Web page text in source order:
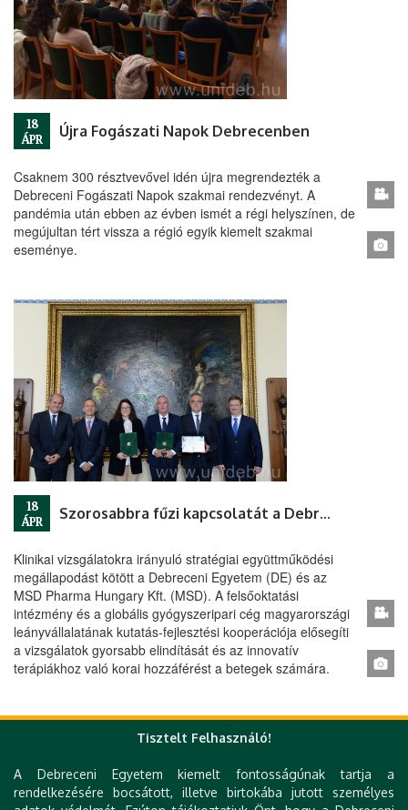
18
ÁPR
Újra Fogászati Napok Debrecenben
Csaknem 300 résztvevővel idén újra megrendezték a
Debreceni Fogászati Napok szakmai rendezvényt. A
pandémia után ebben az évben ismét a régi helyszínen, de
megújultan tért vissza a régió egyik kiemelt szakmai
eseménye.
18
ÁPR
Szorosabbra fűzi kapcsolatát a Debreceni Egyetem és az MSD
Klinikai vizsgálatokra irányuló stratégiai együttműködési
megállapodást kötött a Debreceni Egyetem (DE) és az
MSD Pharma Hungary Kft. (MSD). A felsőoktatási
intézmény és a globális gyógyszeripari cég magyarországi
leányvállalatának kutatás-fejlesztési kooperációja elősegíti
a vizsgálatok gyorsabb elindítását és az innovatív
terápiákhoz való korai hozzáférést a betegek számára.
‹ előző … 115 116
119
120 121 122 123 …
következő ›
Tisztelt Felhasználó!
A Debreceni Egyetem kiemelt fontosságúnak tartja a
rendelkezésére bocsátott, illetve birtokába jutott személyes